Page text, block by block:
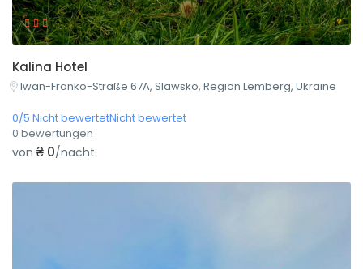
Kalina Hotel
Iwan-Franko-Straße 67A, Slawsko, Region Lemberg, Ukraine
0/5 Nicht bewertetNicht bewertet
0 bewertungen
von ₴ 0/nacht